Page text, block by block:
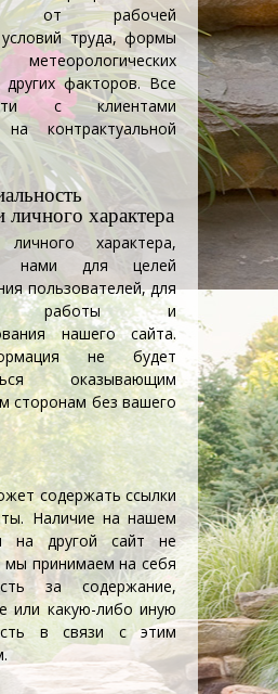
от рабочей
труда, формы
факторов. Все
с клиентами
на контрактуальной
характера
характера,
нами для целей
пользователей, для
работы и
нашего сайта.
не будет
оказывающим
сторонам без вашего
содержать ссылки
Наличие на нашем
на другой сайт не
мы принимаем на себя
за содержание,
или какую-либо иную
в связи с этим